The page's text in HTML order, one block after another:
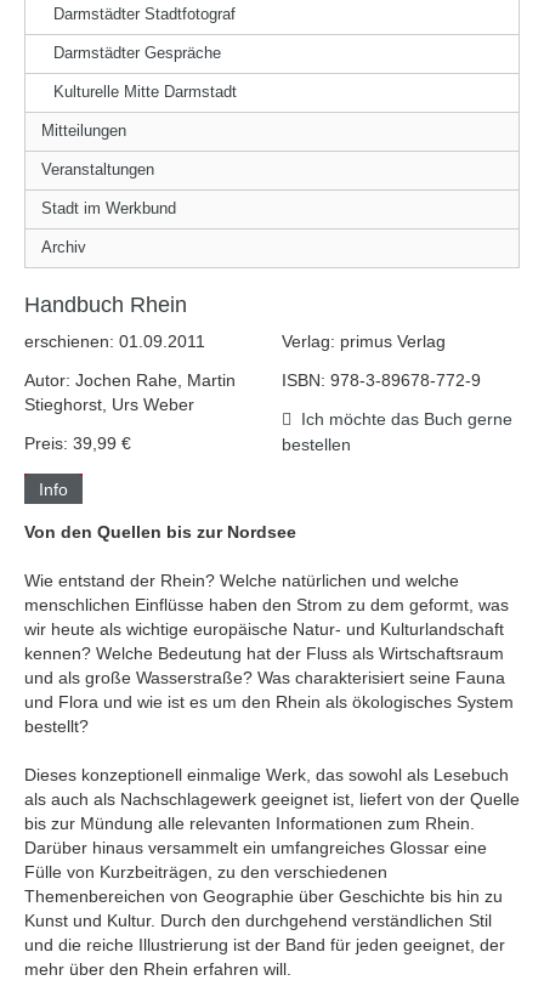
Darmstädter Stadtfotograf
Darmstädter Gespräche
Kulturelle Mitte Darmstadt
Mitteilungen
Veranstaltungen
Stadt im Werkbund
Archiv
Handbuch Rhein
erschienen: 01.09.2011
Autor: Jochen Rahe, Martin
Stieghorst, Urs Weber
Preis: 39,99 €
Verlag: primus Verlag
ISBN: 978-3-89678-772-9
Ich möchte das Buch gerne
bestellen
Info
Von den Quellen bis zur Nordsee
Wie entstand der Rhein? Welche natürlichen und welche
menschlichen Einflüsse haben den Strom zu dem geformt, was
wir heute als wichtige europäische Natur- und Kulturlandschaft
kennen? Welche Bedeutung hat der Fluss als Wirtschaftsraum
und als große Wasserstraße? Was charakterisiert seine Fauna
und Flora und wie ist es um den Rhein als ökologisches System
bestellt?
Dieses konzeptionell einmalige Werk, das sowohl als Lesebuch
als auch als Nachschlagewerk geeignet ist, liefert von der Quelle
bis zur Mündung alle relevanten Informationen zum Rhein.
Darüber hinaus versammelt ein umfangreiches Glossar eine
Fülle von Kurzbeiträgen, zu den verschiedenen
Themenbereichen von Geographie über Geschichte bis hin zu
Kunst und Kultur. Durch den durchgehend verständlichen Stil
und die reiche Illustrierung ist der Band für jeden geeignet, der
mehr über den Rhein erfahren will.